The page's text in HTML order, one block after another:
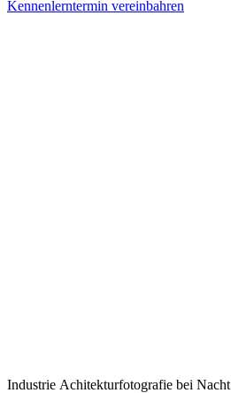
Kennenlerntermin vereinbahren
Industrie Achitekturfotografie bei Nacht